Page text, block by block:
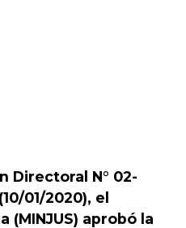
Directoral N° 02-
01/2020), el
(MINJUS) aprobó la